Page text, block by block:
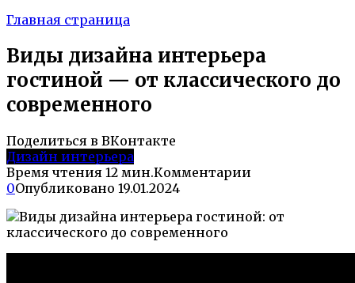
Главная страница
Виды дизайна интерьера
гостиной — от классического до
современного
Поделиться в ВКонтакте
Дизайн интерьера
Время чтения 12 мин.Комментарии
0Опубликовано 19.01.2024